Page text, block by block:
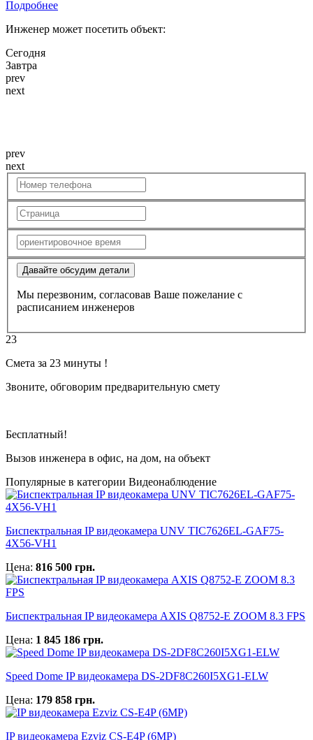
Подробнее
Инженер может посетить объект:
Сегодня
Завтра
prev
next
prev
next
Давайте обсудим детали
Мы перезвоним, согласовав Ваше пожелание с
расписанием инженеров
23
Смета за 23 минуты !
Звоните, обговорим предварительную смету
Бесплатный!
Вызов инженера в офис, на дом, на объект
Популярные в категории Видеонаблюдение
Биспектральная IP видеокамера UNV TIC7626EL-GAF75-
4X56-VH1
Цена: 816 500 грн.
Биспектральная IP видеокамера AXIS Q8752-E ZOOM 8.3 FPS
Цена: 1 845 186 грн.
Speed Dome IP видеокамера DS-2DF8C260I5XG1-ELW
Цена: 179 858 грн.
IP видеокамера Ezviz CS-E4P (6MP)